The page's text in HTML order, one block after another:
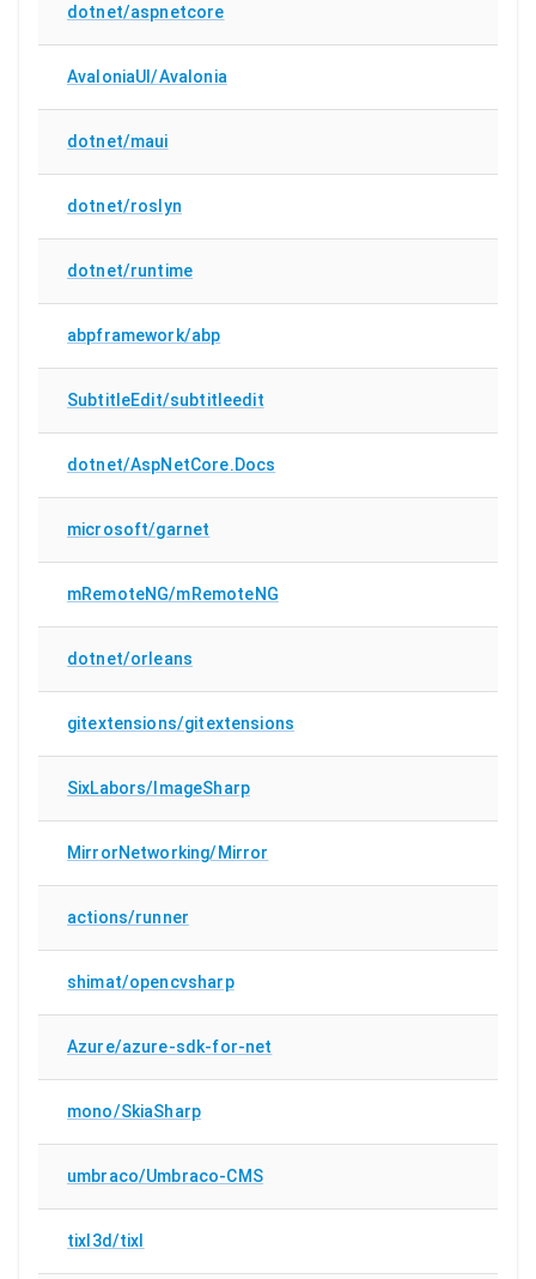
dotnet/aspnetcore
AvaloniaUI/Avalonia
dotnet/maui
dotnet/roslyn
dotnet/runtime
abpframework/abp
SubtitleEdit/subtitleedit
dotnet/AspNetCore.Docs
microsoft/garnet
mRemoteNG/mRemoteNG
dotnet/orleans
gitextensions/gitextensions
SixLabors/ImageSharp
MirrorNetworking/Mirror
actions/runner
shimat/opencvsharp
Azure/azure-sdk-for-net
mono/SkiaSharp
umbraco/Umbraco-CMS
tixl3d/tixl